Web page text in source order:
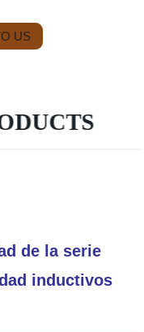
US
de la serie
inductivos